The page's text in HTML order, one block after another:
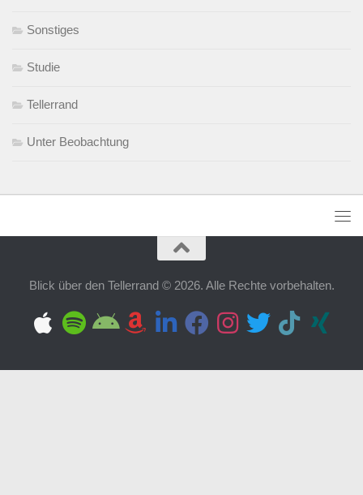
Sonstiges
Studie
Tellerrand
Unter Beobachtung
Blick über den Tellerrand © 2026. Alle Rechte vorbehalten.